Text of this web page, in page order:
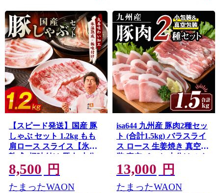
【スピード発送】国産 豚
しゃぶ セット 1.2kg もも
肩ロース スライス【氷温
熟成×極味付け 豚肉 小分
け 300g×4P ぶたにく 普段
使い しゃぶしゃぶ】
mrz0350
8,500 円
たまったWAON
isa644 九州産 豚肉2種セッ
ト (合計1.5kg) バラスライ
ス ロース 生姜焼き 真空包
装 真空パック 小分け ぶた
にく 豚 肉 詰合せ 詰め合わ
せ 冷凍 【サンキョーミー
ト株式会社】
13,000 円
たまったWAON